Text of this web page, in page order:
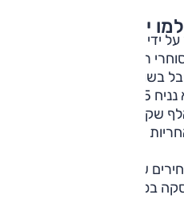
יותר מבלי לשים לב
ידי סוחר לבין רכב פרטי הוא
רכב יכול להיות גבוה
המקובל בשוק. למשל: רכב משפחתי
אצל סוחר ב-55–60 אלף שקלים – תוספת שקטן
או שירות.
שמופיעים בלוחות גבוהים
ממחיר העסקה בפועל – במיוחד כשמדובר